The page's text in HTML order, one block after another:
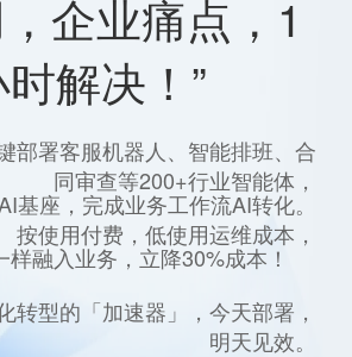
企业痛点，1
解决！”
部署客服机器人、智能排班、合
同审查等200+行业智能体，
基座，完成业务工作流AI转化。
按使用付费，低使用运维成本，
融入业务，立降30%成本！
型的「加速器」，今天部署，
明天见效。